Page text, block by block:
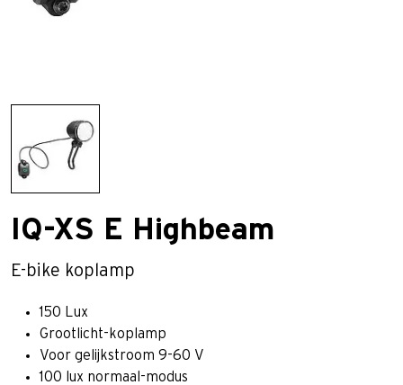
IQ-XS E Highbeam
E-bike koplamp
150 Lux
Grootlicht-koplamp
Voor gelijkstroom 9-60 V
100 lux normaal-modus